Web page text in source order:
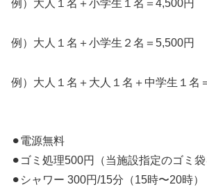
例）大人１名＋小学生１名＝4,500円
例）大人１名＋小学生２名＝5,500円
例）大人１名＋大人１名＋中学生１名
⚫︎電源無料
⚫︎ゴミ処理500円（当施設指定のゴミ袋
⚫︎シャワー 300円/15分（15時〜20時）